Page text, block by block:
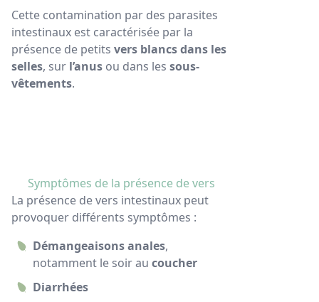
Cette contamination par des parasites
intestinaux est caractérisée par la
présence de petits vers blancs dans les
selles, sur l’anus ou dans les sous-
vêtements.
Symptômes de la présence de vers
La présence de vers intestinaux peut
provoquer différents symptômes :
Démangeaisons anales,
notamment le soir au coucher
Diarrhées